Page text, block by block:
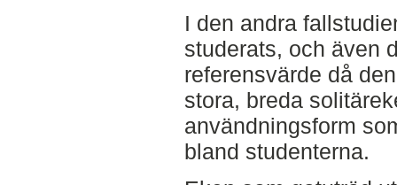
I den andra
studerats, och även
referensvärde då
stora, breda
användningsform
bland studenterna.